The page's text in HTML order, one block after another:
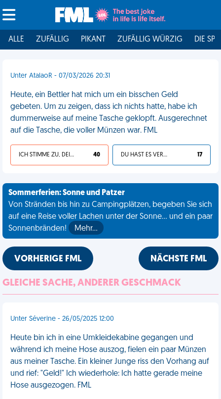
ALLE ZUFÄLLIG PIKANT ZUFÄLLIG WÜRZIG DIE
Unter AtalaoR - 07/03/2026 20:31
Heute, ein Bettler hat mich um ein bisschen Geld
gebeten. Um zu zeigen, dass ich nichts hatte, habe ich
dummerweise auf meine Tasche geklopft. Ausgerechnet
auf die Tasche, die voller Münzen war. FML
ICH STIMME ZU, DEIN LEBEN IST SCHEISSE 40 DU HAST ES VERDIENT 17
Sommerferien: Sonne und Patzer
Von Stränden bis hin zu Campingplätzen, begeben Sie sich
auf eine Reise voller Lachen unter der Sonne... und ein paar
Sonnenbränden!
Mehr…
VORHERIGE FML NÄCHSTE FML
GLEICHE SACHE, ANDERER GESCHMACK
Unter Séverine - 26/05/2025 12:00
Heute bin ich in eine Umkleidekabine gegangen und
während ich meine Hose auszog, fielen ein paar Münzen
aus meiner Tasche. Ein kleiner Junge riss den Vorhang auf
und rief: "Geld!" Ich wiederhole: Ich hatte gerade meine
Hose ausgezogen. FML